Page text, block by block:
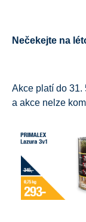
Nečekejte na
Akce platí do 31.
a akce nelze